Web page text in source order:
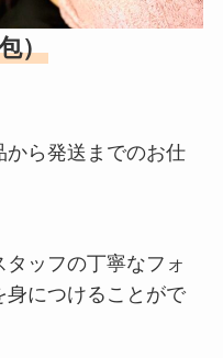
）
から発送までのお仕
ッフの丁寧なフォ
身につけることがで